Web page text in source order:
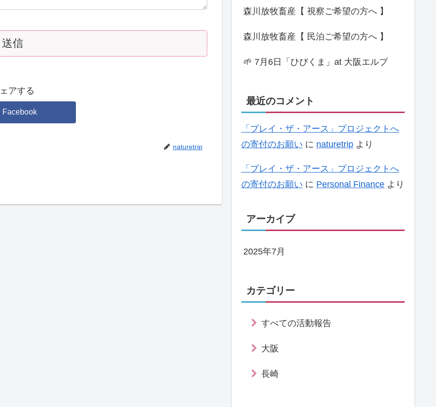
アする
Facebook
naturetrip
森川放牧畜産【 視察ご希望の方へ 】
森川放牧畜産【 民泊ご希望の方へ 】
🌱 7月6日「ひびくま」at 大阪エルブ
最近のコメント
「プレイ・ザ・アース」プロジェクトへ
の寄付のお願い に naturetrip より
「プレイ・ザ・アース」プロジェクトへ
の寄付のお願い に Personal Finance より
アーカイブ
2025年7月
カテゴリー
すべての活動報告
大阪
長崎